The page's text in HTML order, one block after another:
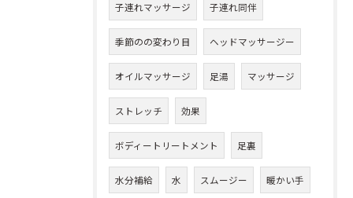
子連れマッサージ 子連れ同伴
季節のの変わり目 ヘッドマッサージー
オイルマッサージ 足湯 マッサージ
ストレッチ 効果
ボディートリートメント 足裏
水分補給 水 スムージー 暖かい手